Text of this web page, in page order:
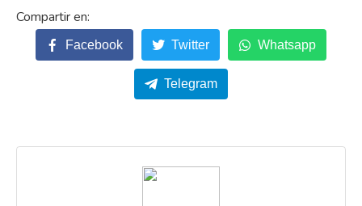
Facebook Twitter Whatsapp
Telegram